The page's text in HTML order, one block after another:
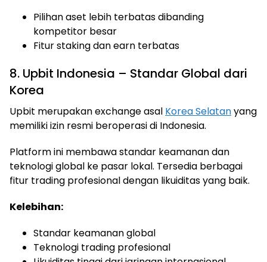
Pilihan aset lebih terbatas dibanding
kompetitor besar
Fitur staking dan earn terbatas
8. Upbit Indonesia – Standar Global dari
Korea
Upbit merupakan exchange asal Korea Selatanyang
memiliki izin resmi beroperasi di Indonesia.
Platform ini membawa standar keamanan dan
teknologi global ke pasar lokal. Tersedia berbagai
fitur trading profesional dengan likuiditas yang baik.
Kelebihan:
Standar keamanan global
Teknologi trading profesional